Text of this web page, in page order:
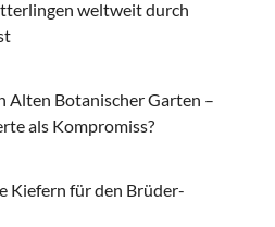
weltweit durch
Alten Botanischer Garten –
als Kompromiss?
Kiefern für den Brüder-